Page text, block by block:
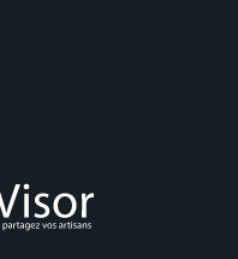
Facebook
sur Linkedin
sur